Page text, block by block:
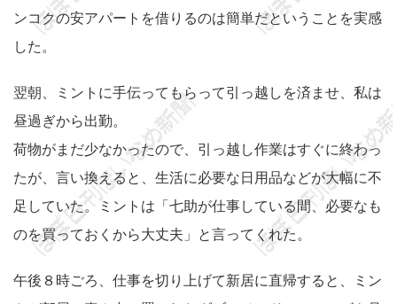
ンコクの安アパートを借りるのは簡単だということを実感
した。
翌朝、ミントに手伝ってもらって引っ越しを済ませ、私は
昼過ぎから出勤。
荷物がまだ少なかったので、引っ越し作業はすぐに終わっ
たが、言い換えると、生活に必要な日用品などが大幅に不
足していた。ミントは「七助が仕事している間、必要なも
のを買っておくから大丈夫」と言ってくれた。
午後８時ごろ、仕事を切り上げて新居に直帰すると、ミン